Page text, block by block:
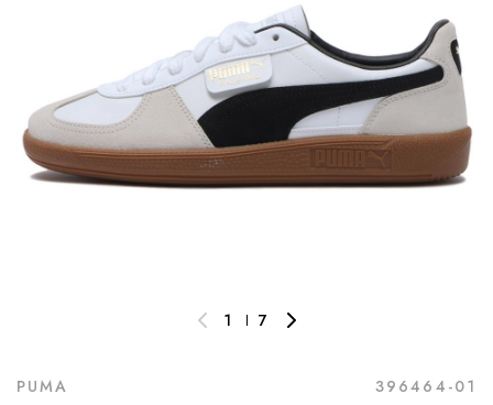
1 7
PUMA 396464-01